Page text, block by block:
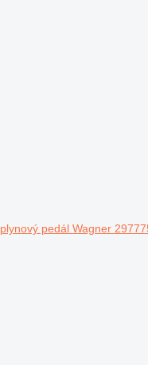
plynový pedál Wagner